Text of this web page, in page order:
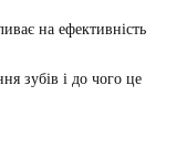
на ефективність
зубів і до чого це